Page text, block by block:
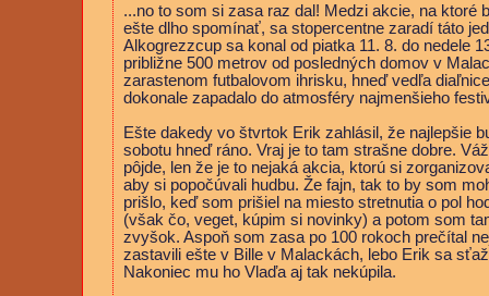
...no to som si zasa raz dal! Medzi akcie, na ktoré
ešte dlho spomínať, sa stopercentne zaradí táto
Alkogrezzcup sa konal od piatka 11. 8. do nedele
približne 500 metrov od posledných domov v
zarastenom futbalovom ihrisku, hneď vedľa
dokonale zapadalo do atmosféry najmenšieho
Ešte dakedy vo štvrtok Erik zahlásil, že najlepšie
sobotu hneď ráno. Vraj je to tam strašne dobre.
pôjde, len že je to nejaká akcia, ktorú si
aby si popočúvali hudbu. Že fajn, tak to by som
prišlo, keď som prišiel na miesto stretnutia o pol
(však čo, veget, kúpim si novinky) a potom som
zvyšok. Aspoň som zasa po 100 rokoch prečítal
zastavili ešte v Bille v Malackách, lebo Erik sa
Nakoniec mu ho Vlaďa aj tak nekúpila.